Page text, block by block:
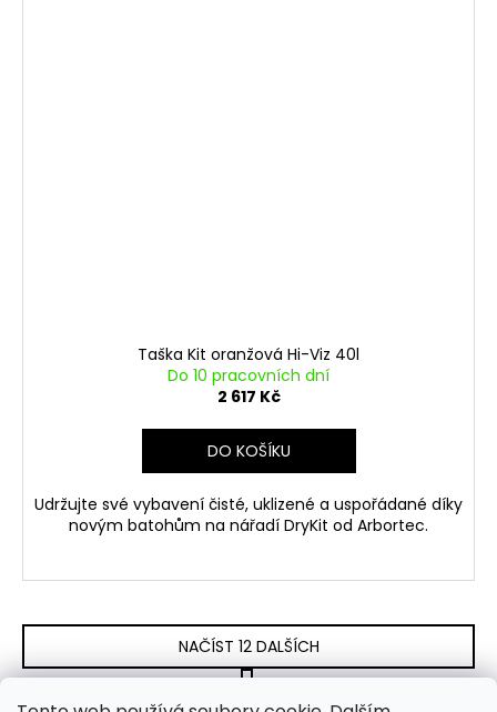
Taška Kit oranžová Hi-Viz 40l
Do 10 pracovních dní
2 617 Kč
DO KOŠÍKU
Udržujte své vybavení čisté, uklizené a uspořádané díky
novým batohům na nářadí DryKit od Arbortec.
NAČÍST 12 DALŠÍCH
S